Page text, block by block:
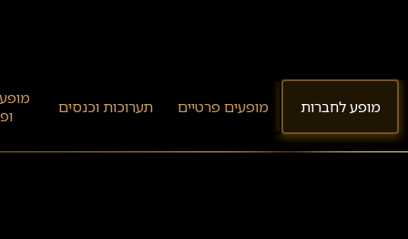
מופע לחברות מופעים פרטיים תערוכות וכנסים
מופעי